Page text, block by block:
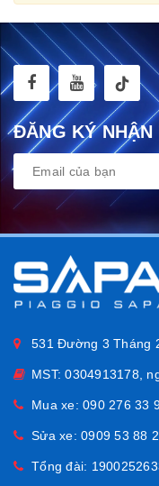
ĐĂNG KÝ NHẬN
531 Đường 3 Tháng
MST: 0304913178,
Mua xe: 090 276 33
Sửa xe: 0909 53 88
Tổng đài: